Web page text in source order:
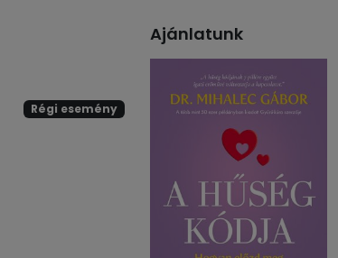
Régi esemény
Ajánlatunk